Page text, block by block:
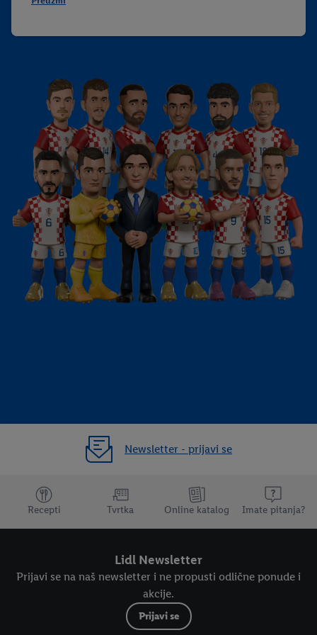
Newsletter - prijavi se
Dodatne teme
Recepti Tvrtka Online katalog Imate pitanja?
Lidl Newsletter
Prijavi se na naš newsletter i ne propusti odlične ponude i
akcije.
Prijavi se